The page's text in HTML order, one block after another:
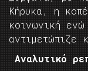
Κήρυκα, η
κοινωνική
αντιμετώπιζε
Αναλυτικό